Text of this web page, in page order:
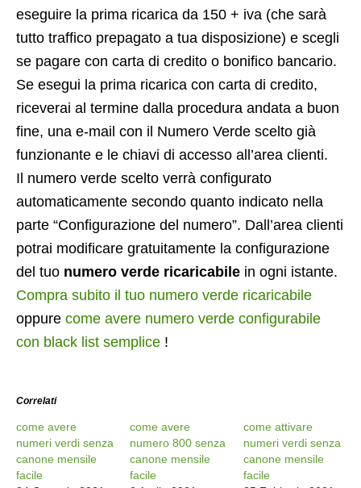
eseguire la prima ricarica da 150 + iva (che sarà
tutto traffico prepagato a tua disposizione) e scegli
se pagare con carta di credito o bonifico bancario.
Se esegui la prima ricarica con carta di credito,
riceverai al termine dalla procedura andata a buon
fine, una e-mail con il Numero Verde scelto già
funzionante e le chiavi di accesso all’area clienti.
Il numero verde scelto verrà configurato
automaticamente secondo quanto indicato nella
parte “Configurazione del numero”. Dall’area clienti
potrai modificare gratuitamente la configurazione
del tuo numero verde ricaricabile in ogni istante.
Compra subito il tuo numero verde ricaricabile
oppure come avere numero verde configurabile
con black list semplice !
Correlati
come avere
numeri verdi senza
canone mensile
facile
come avere
numero 800 senza
canone mensile
facile
come attivare
numeri verdi senza
canone mensile
facile